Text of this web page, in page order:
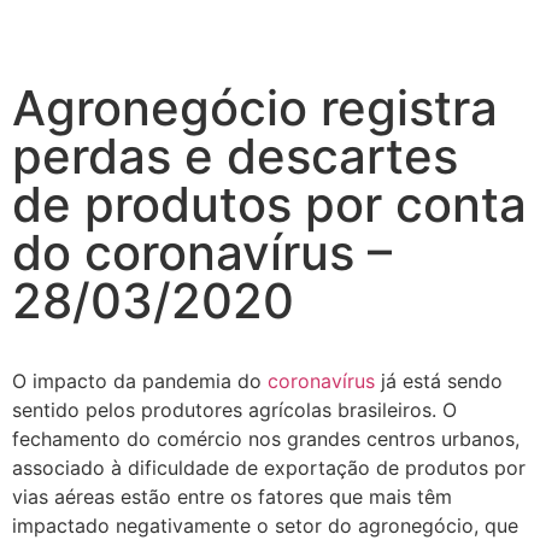
Agronegócio registra
perdas e descartes
de produtos por conta
do coronavírus –
28/03/2020
O impacto da pandemia do coronavírus já está sendo
sentido pelos produtores agrícolas brasileiros. O
fechamento do comércio nos grandes centros urbanos,
associado à dificuldade de exportação de produtos por
vias aéreas estão entre os fatores que mais têm
impactado negativamente o setor do agronegócio, que